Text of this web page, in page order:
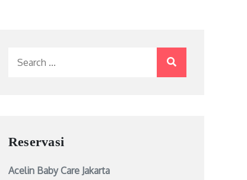
Reservasi
Acelin Baby Care Jakarta